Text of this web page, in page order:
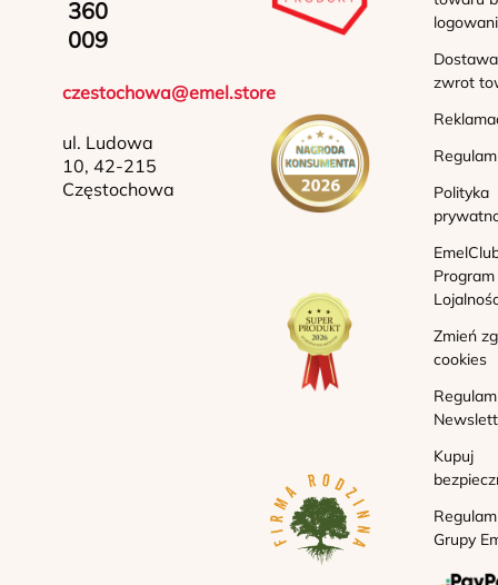
360
009
czestochowa@emel.store
ul. Ludowa
10, 42-215
Częstochowa
zwrot
Polityka
Program
Zmień
cookies
Kupuj
Grupy